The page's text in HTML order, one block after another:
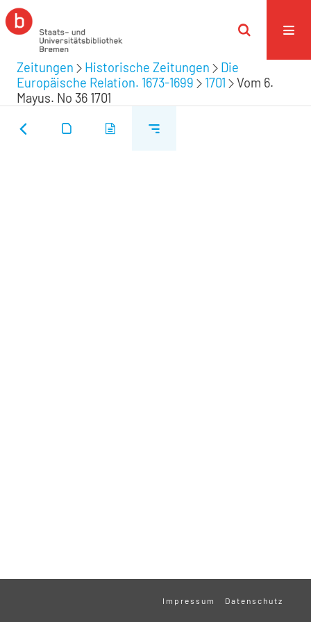
Zeitungen Historische Zeitungen
Die
Europäische Relation. 1673-1699
1701
Vom 6.
Mayus. No 36 1701
Impressum Datenschutz